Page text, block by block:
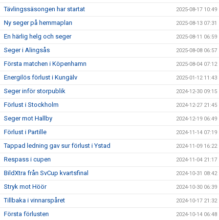
Tävlingssäsongen har startat 2025-08-17 10:49
Ny seger på hemmaplan 2025-08-13 07:31
En härlig helg och seger 2025-08-11 06:59
Seger i Alingsås 2025-08-08 06:57
Första matchen i Köpenhamn 2025-08-04 07:12
Energilös förlust i Kungälv 2025-01-12 11:43
Seger inför storpublik 2024-12-30 09:15
Förlust i Stockholm 2024-12-27 21:45
Seger mot Hallby 2024-12-19 06:49
Förlust i Partille 2024-11-14 07:19
Tappad ledning gav sur förlust i Ystad 2024-11-09 16:22
Respass i cupen 2024-11-04 21:17
BildXtra från SvCup kvartsfinal 2024-10-31 08:42
Stryk mot Höör 2024-10-30 06:39
Tillbaka i vinnarspåret 2024-10-17 21:32
Första förlusten 2024-10-14 06:48